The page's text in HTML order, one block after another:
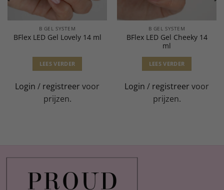
B GEL SYSTEM
BFlex LED Gel Lovely 14 ml
LEES VERDER
Login / registreer voor
prijzen.
B GEL SYSTEM
BFlex LED Gel Cheeky 14
ml
LEES VERDER
Login / registreer voor
prijzen.